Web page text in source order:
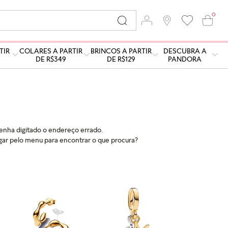
0
COLARES A PARTIR
DE R$349
BRINCOS A PARTIR
DE R$129
DESCUBRA A
PANDORA
digitado o endereço errado.
pelo menu para encontrar o que procura?